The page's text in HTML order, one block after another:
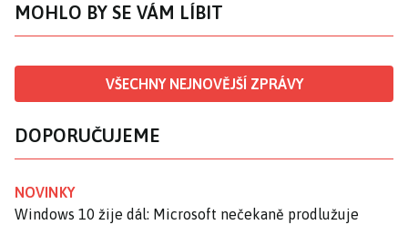
MOHLO BY SE VÁM LÍBIT
VŠECHNY NEJNOVĚJŠÍ ZPRÁVY
DOPORUČUJEME
NOVINKY
Windows 10 žije dál: Microsoft nečekaně prodlužuje